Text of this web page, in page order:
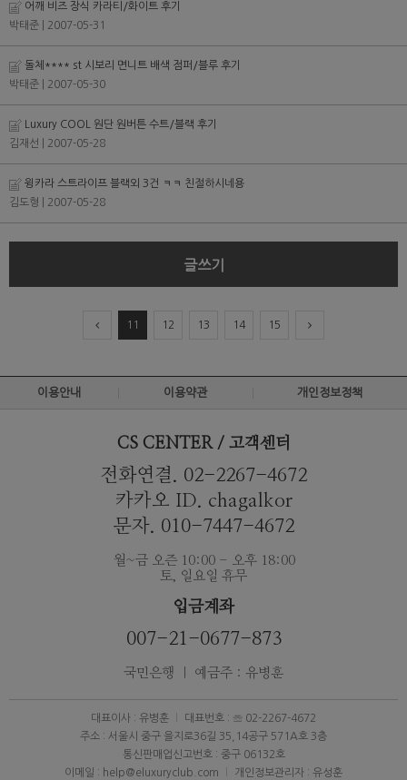
어깨 비즈 장식 카라티/화이트 후기
박태준
| 2007-05-31
돌체**** st 시보리 면니트 배색 점퍼/블루 후기
박태준
| 2007-05-30
Luxury COOL 원단 원버튼 수트/블랙 후기
김재선
| 2007-05-28
윙카라 스트라이프 블랙외 3건 ㅋㅋ 친절하시네용
김도형
| 2007-05-28
글쓰기
11 12 13 14 15
이용안내 이용약관 개인정보정책
CS CENTER / 고객센터
전화연결. 02-2267-4672
카카오 ID. chagalkor
문자. 010-7447-4672
월~금 오즌 10:00 - 오후 18:00
토, 일요일 휴무
입금계좌
007-21-0677-873
국민은행 ｜ 예금주 : 유병훈
대표이사 : 유병훈
대표번호 : ☏ 02-2267-4672
주소 : 서울시 중구 을지로36길 35,14공구 571A호 3층
통신판매업신고번호 : 중구 06132호
이메일 : help@eluxuryclub.com
개인정보관리자 : 유성훈